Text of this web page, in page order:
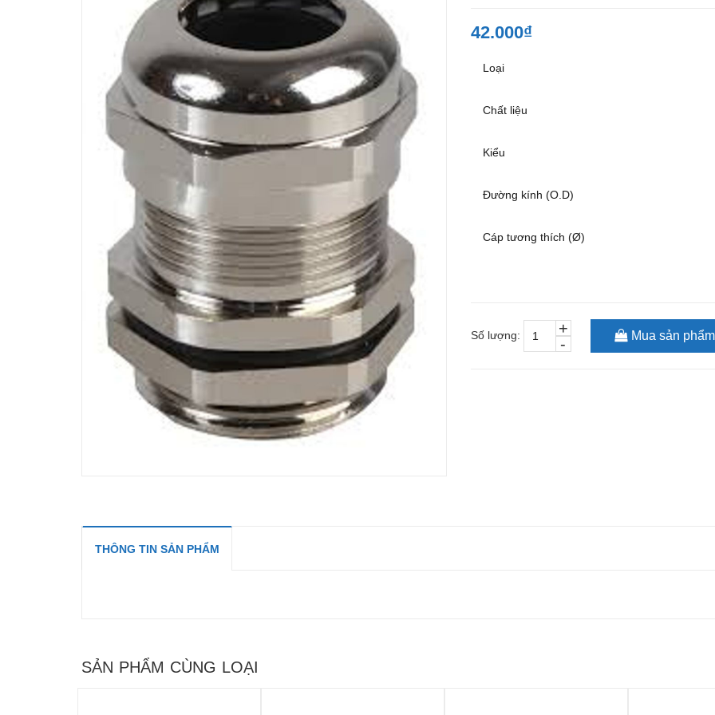
42.000₫
Loại
Chất liệu
Kiểu
Đường kính (O.D)
Cáp tương thích (Ø)
Số lượng: -
+ Mua sản phẩm
THÔNG TIN SẢN PHẨM
SẢN PHẨM CÙNG LOẠI